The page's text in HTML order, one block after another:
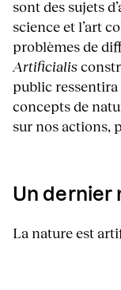
sont des sujets
science et l’art
problèmes de
Artificialis
public
concepts de
sur nos actions,
Un dernier
La nature est